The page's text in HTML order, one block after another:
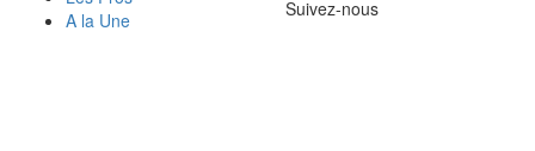
A la Une
Suivez-nous